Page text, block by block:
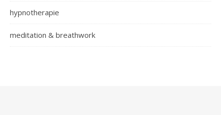
hypnotherapie
meditation & breathwork